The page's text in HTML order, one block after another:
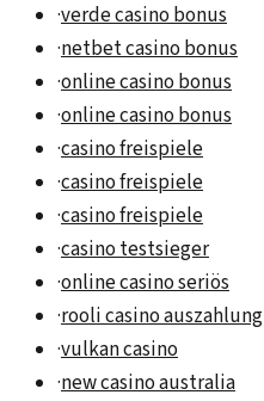
·verde casino bonus
·netbet casino bonus
·online casino bonus
·online casino bonus
·casino freispiele
·casino freispiele
·casino freispiele
·casino testsieger
·online casino seriös
·rooli casino auszahlung
·vulkan casino
·new casino australia